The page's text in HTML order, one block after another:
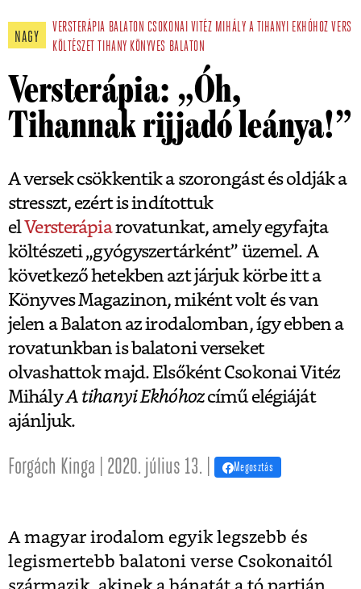
NAGY
VERSTERÁPIA BALATON CSOKONAI VITÉZ MIHÁLY A TIHANYI EKHÓHOZ VERS
KÖLTÉSZET TIHANY KÖNYVES BALATON
Versterápia: „Óh,
Tihannak rijjadó leánya!”
A versek csökkentik a szorongást és oldják a
stresszt, ezért is indítottuk
elVersterápiarovatunkat, amely egyfajta
költészeti „gyógyszertárként” üzemel. A
következő hetekben azt járjuk körbe itt a
Könyves Magazinon, miként volt és van
jelen a Balaton az irodalomban, így ebben a
rovatunkban is balatoni verseket
olvashattok majd. Elsőként Csokonai Vitéz
MihályA tihanyi Ekhóhozcímű elégiáját
ajánljuk.
Forgách Kinga | 2020. július 13. | Megosztás
A magyar irodalom egyik legszebb és
legismertebb balatoni verse Csokonaitól